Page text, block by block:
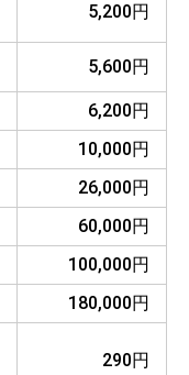
5,200円
5,600円
6,200円
10,000円
26,000円
60,000円
100,000円
180,000円
290円